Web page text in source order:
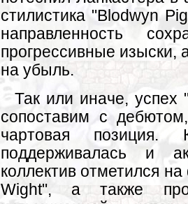
стилистика "Blodwyn
направленность
прогрессивные изыски,
на убыль.
Так или иначе, успех
сопоставим с
чартовая позиция.
поддерживалась и
коллектив отметился
Wight", а также